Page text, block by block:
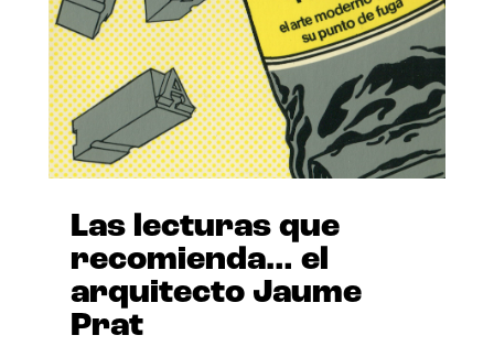
Las lecturas que
recomienda… el
arquitecto Jaume
Prat